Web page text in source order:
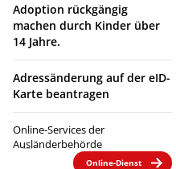
Adoption rückgängig
machen durch Kinder über
14 Jahre.
Adressänderung auf der eID-
Karte beantragen
Online-Services der
Ausländerbehörde
Online-Dienst